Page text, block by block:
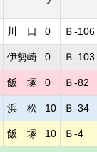
川 口 0 Ｂ-106
伊勢崎 0 Ｂ-103
飯 塚 0 Ｂ-82
浜 松 10 Ｂ-34
飯 塚 10 Ｂ-4